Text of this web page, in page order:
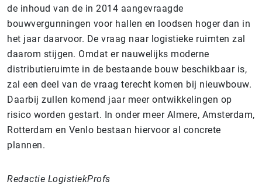
de inhoud van de in 2014 aangevraagde
bouwvergunningen voor hallen en loodsen hoger dan in
het jaar daarvoor. De vraag naar logistieke ruimten zal
daarom stijgen. Omdat er nauwelijks moderne
distributieruimte in de bestaande bouw beschikbaar is,
zal een deel van de vraag terecht komen bij nieuwbouw.
Daarbij zullen komend jaar meer ontwikkelingen op
risico worden gestart. In onder meer Almere, Amsterdam,
Rotterdam en Venlo bestaan hiervoor al concrete
plannen.
Redactie LogistiekProfs